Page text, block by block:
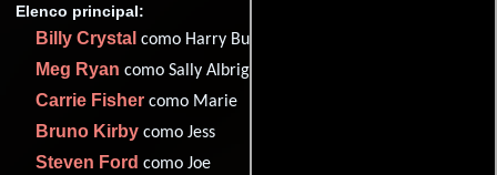
Elenco principal:
Billy Crystal como Harry Burns
Meg Ryan como Sally Albright
Carrie Fisher como Marie
Bruno Kirby como Jess
Steven Ford como Joe